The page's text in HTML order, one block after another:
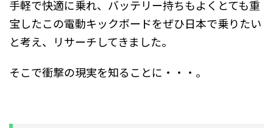
手軽で快適に乗れ、バッテリー持ちもよくとても重
宝したこの電動キックボードをぜひ日本で乗りたい
と考え、リサーチしてきました。
そこで衝撃の現実を知ることに・・・。